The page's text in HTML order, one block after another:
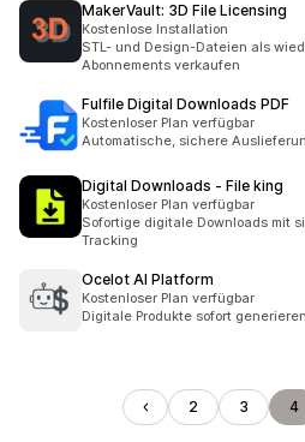
MakerVault: 3D File Licensing
Kostenlose Installation
STL- und Design-Dateien als
Abonnements verkaufen
Fulfile Digital Downloads PDF
Kostenloser Plan verfügbar
Automatische, sichere
Digital Downloads ‑ File king
Kostenloser Plan verfügbar
Sofortige digitale Downloads mit
Tracking
Ocelot AI Platform
Kostenloser Plan verfügbar
Digitale Produkte sofort
2 3 4